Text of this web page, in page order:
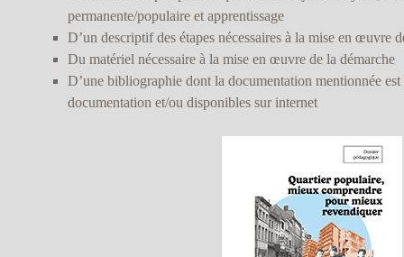
permanente/populaire et apprentissage
D’un descriptif des étapes nécessaires à la mise en œuvre
Du matériel nécessaire à la mise en œuvre de la démarche
D’une bibliographie dont la documentation mentionnée
documentation et/ou disponibles sur internet